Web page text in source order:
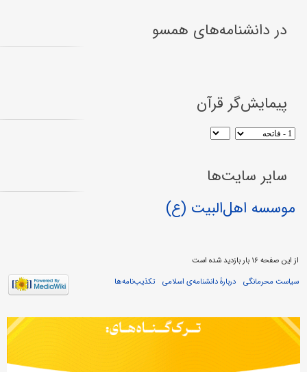
در دانشنامه‌های همسو
پیمایش‌گر قرآن
سایر سایت‌ها
موسسه اهل‌البیت (ع)
از این صفحه ۱۶ بار بازدید شده است
سیاست محرمانگی
دربارهٔ دانشنامه‌ی اسلامی تکذیب‌نامه‌ها